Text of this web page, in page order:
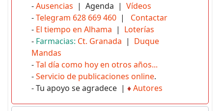
-Ausencias | Agenda | Vídeos
-Telegram 628 669 460 | Contactar
- El tiempo en Alhama | Loterías
- Farmacias: Ct. Granada | Duque
Mandas
-Tal día como hoy en otros años...
-Servicio de publicaciones online.
- Tu apoyo se agradece | ♦Autores